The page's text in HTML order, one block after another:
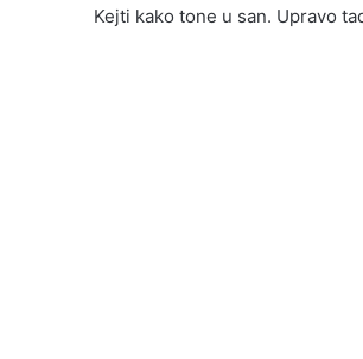
Kejti kako tone u san. Upravo